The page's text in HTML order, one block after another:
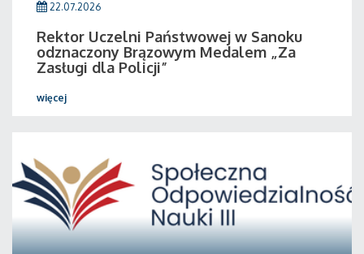
22.07.2026
Rektor Uczelni Państwowej w Sanoku
odznaczony Brązowym Medalem „Za
Zasługi dla Policji”
więcej